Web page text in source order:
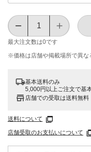
最大注文数は0です
※価格は​店舗や​掲載場所で​異な
基本送料のみ
5,000円以上ご注文で基
店舗での受取は送料無料
送料について
店舗受取のお支払いについて